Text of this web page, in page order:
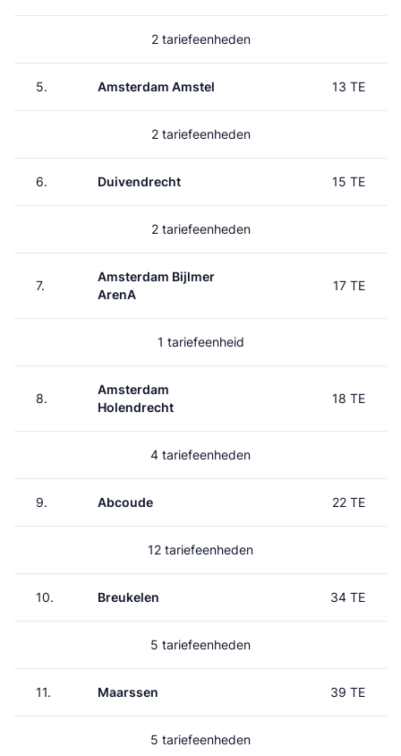
2 tariefeenheden
5. Amsterdam Amstel 13 TE
2 tariefeenheden
6. Duivendrecht 15 TE
2 tariefeenheden
7.
Amsterdam Bijlmer
ArenA
17 TE
1 tariefeenheid
8.
Amsterdam
Holendrecht
18 TE
4 tariefeenheden
9. Abcoude 22 TE
12 tariefeenheden
10. Breukelen 34 TE
5 tariefeenheden
11. Maarssen 39 TE
5 tariefeenheden